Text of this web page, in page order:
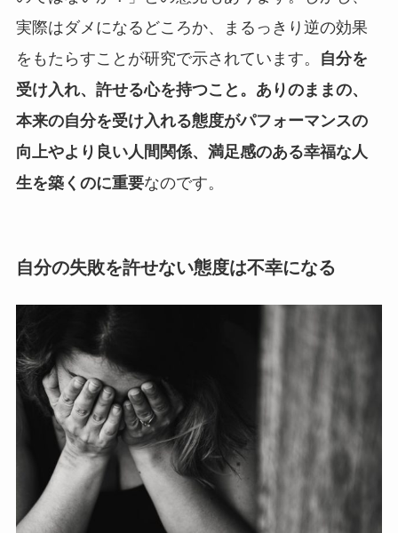
実際はダメになるどころか、まるっきり逆の効果
をもたらすことが研究で示されています。
自分を
受け入れ、許せる心を持つこと。ありのままの、
本来の自分を受け入れる態度がパフォーマンスの
向上やより良い人間関係、満足感のある幸福な人
生を築くのに重要なのです。
自分の失敗を許せない態度は不幸になる